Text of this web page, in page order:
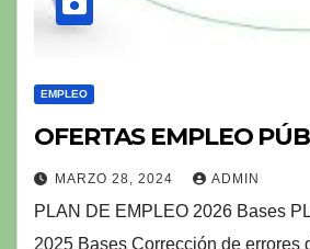
EMPLEO
OFERTAS EMPLEO
MARZO 28, 2024 ADMIN
PLAN DE EMPLEO 2026 Bases
2025 Bases Corrección de errores